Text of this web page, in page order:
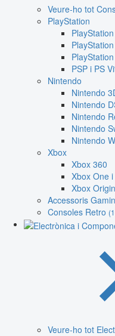
Veure-ho tot
PlayStation
PSP i PS
Nintendo
Nintendo
Nintendo
Nintendo
Nintendo
Nintendo
Xbox
Xbox 360
Xbox One
Xbox
Accessoris
Consoles Retro
Veure-ho tot